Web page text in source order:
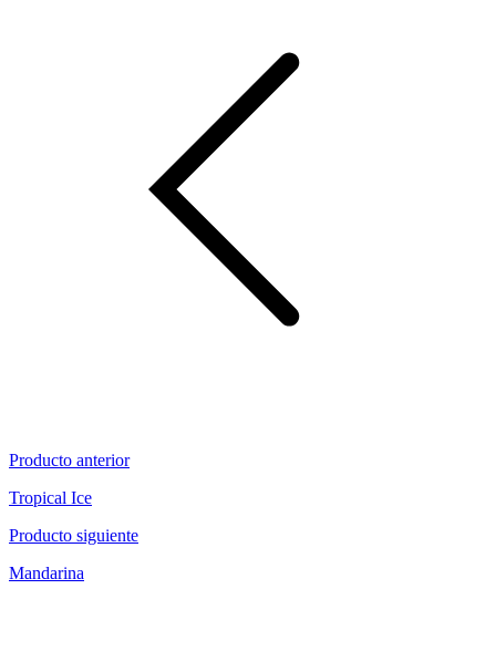
Producto anterior
Tropical Ice
Producto siguiente
Mandarina